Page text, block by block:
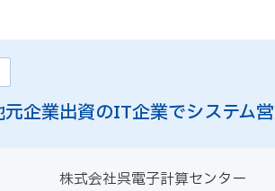
元企業出資のIT企業でシステ
株式会社呉電子計算センター